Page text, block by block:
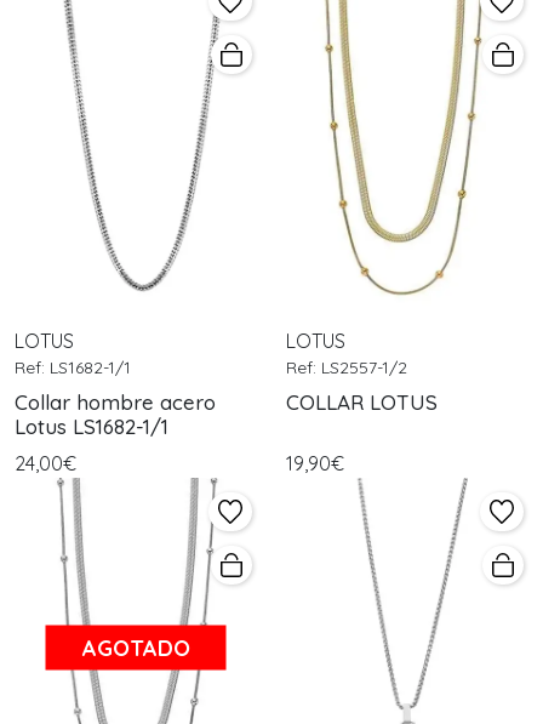
LOTUS
Ref: LS1682-1/1
Collar hombre acero
Lotus LS1682-1/1
24,00€
LOTUS
Ref: LS2557-1/2
COLLAR LOTUS
19,90€
AGOTADO